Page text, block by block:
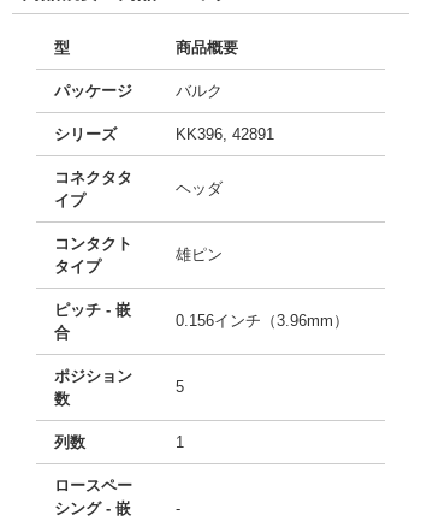
型 商品概要
パッケージ バルク
シリーズ KK396, 42891
コネクタタ
イプ
ヘッダ
コンタクト
タイプ
雄ピン
ピッチ - 嵌
合
0.156インチ（3.96mm）
ポジション
数
5
列数 1
ロースペー
シング - 嵌
-